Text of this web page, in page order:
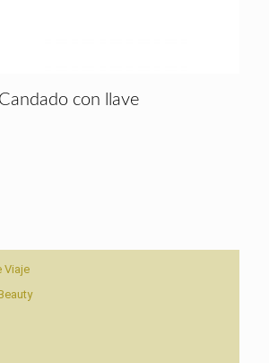
Candado con llave
Viaje